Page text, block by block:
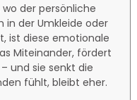
der persönliche
in der Umkleide oder
ist diese emotionale
Miteinander, fördert
und sie senkt die
fühlt, bleibt eher.